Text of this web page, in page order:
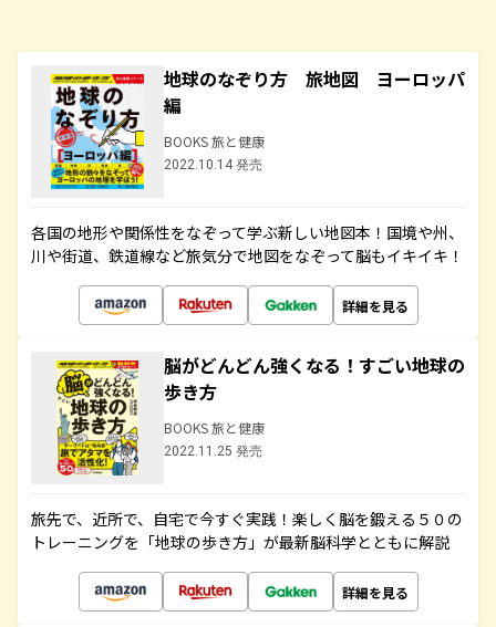
地球のなぞり方 旅地図 ヨーロッパ
編
BOOKS 旅と健康
2022.10.14 発売
各国の地形や関係性をなぞって学ぶ新しい地図本！国境や州、
川や街道、鉄道線など旅気分で地図をなぞって脳もイキイキ！
詳細を見る
脳がどんどん強くなる！すごい地球の
歩き方
BOOKS 旅と健康
2022.11.25 発売
旅先で、近所で、自宅で今すぐ実践！楽しく脳を鍛える５０の
トレーニングを「地球の歩き方」が最新脳科学とともに解説
詳細を見る